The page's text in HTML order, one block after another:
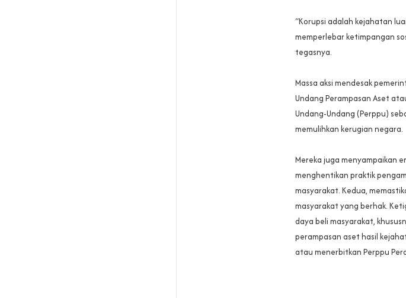
‎“Korupsi adalah kejahatan
memperlebar ketimpangan
tegasnya.
‎Massa aksi mendesak
Undang Perampasan Aset
Undang-Undang (Perppu)
memulihkan kerugian negara.
‎Mereka juga menyampaikan
menghentikan praktik
masyarakat. Kedua,
masyarakat yang berhak.
daya beli masyarakat,
perampasan aset hasil
atau menerbitkan Perppu